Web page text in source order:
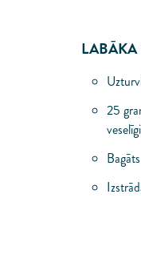
LABĀKA
25